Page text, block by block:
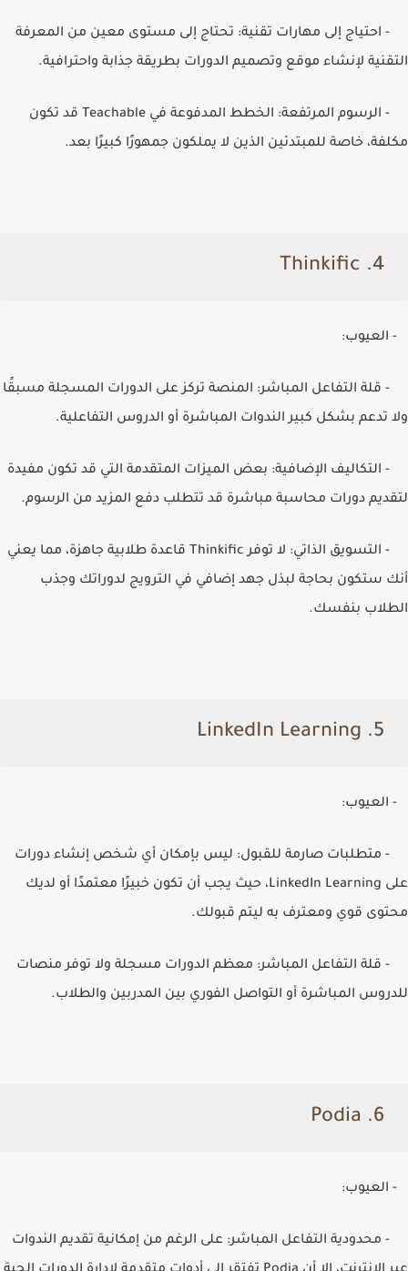
- احتياج إلى مهارات تقنية: تحتاج إلى مستوى معين من المعرفة
التقنية لإنشاء موقع وتصميم الدورات بطريقة جذابة واحترافية.
- الرسوم المرتفعة: الخطط المدفوعة في Teachable قد تكون
مكلفة، خاصة للمبتدئين الذين لا يملكون جمهورًا كبيرًا بعد.
4.
Thinkific
- العيوب:
- قلة التفاعل المباشر: المنصة تركز على الدورات المسجلة مسبقًا
ولا تدعم بشكل كبير الندوات المباشرة أو الدروس التفاعلية.
- التكاليف الإضافية: بعض الميزات المتقدمة التي قد تكون مفيدة
لتقديم دورات محاسبة مباشرة قد تتطلب دفع المزيد من الرسوم.
- التسويق الذاتي: لا توفرThinkific قاعدة طلابية جاهزة، مما يعني
أنك ستكون بحاجة لبذل جهد إضافي في الترويج لدوراتك وجذب
الطلاب بنفسك.
5.
LinkedIn Learning
- العيوب:
- متطلبات صارمة للقبول: ليس بإمكان أي شخص إنشاء دورات
على LinkedIn Learning، حيث يجب أن تكون خبيرًا معتمدًا أو لديك
محتوى قوي ومعترف به ليتم قبولك.
- قلة التفاعل المباشر: معظم الدورات مسجلة ولا توفر منصات
للدروس المباشرة أو التواصل الفوري بين المدربين والطلاب.
6.
Podia
- العيوب:
- محدودية التفاعل المباشر: على الرغم من إمكانية تقديم الندوات